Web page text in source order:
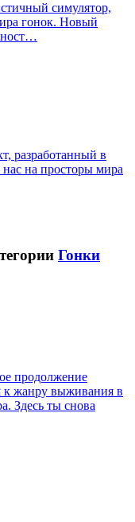
симулятор,
гонок. Новый
разработанный в
на просторы мира
Гонки
продолжение
к жанру выживания в
Здесь ты снова